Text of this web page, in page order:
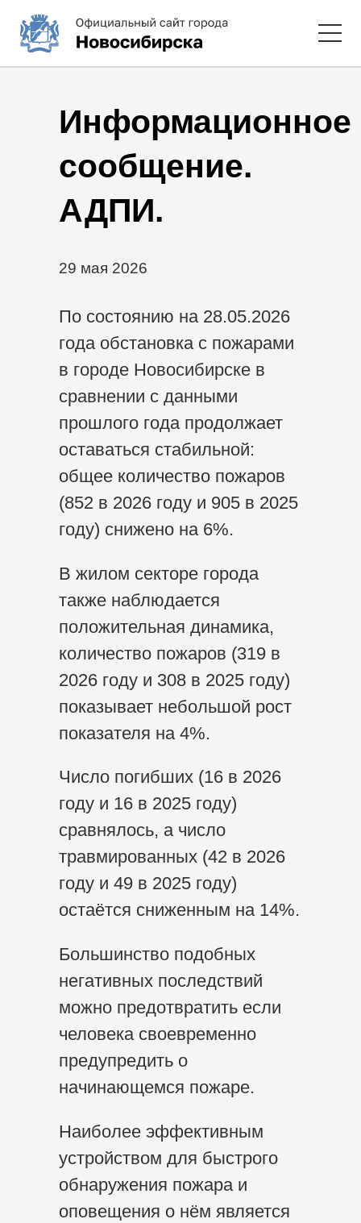
Информационное
сообщение.
АДПИ.
29 мая 2026
По состоянию на 28.05.2026
года обстановка с пожарами
в городе Новосибирске в
сравнении с данными
прошлого года продолжает
оставаться стабильной:
общее количество пожаров
(852 в 2026 году и 905 в 2025
году) снижено на 6%.
В жилом секторе города
также наблюдается
положительная динамика,
количество пожаров (319 в
2026 году и 308 в 2025 году)
показывает небольшой рост
показателя на 4%.
Число погибших (16 в 2026
году и 16 в 2025 году)
сравнялось, а число
травмированных (42 в 2026
году и 49 в 2025 году)
остаётся сниженным на 14%.
Большинство подобных
негативных последствий
можно предотвратить если
человека своевременно
предупредить о
начинающемся пожаре.
Наиболее эффективным
устройством для быстрого
обнаружения пожара и
оповещения о нём является